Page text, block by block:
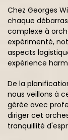
Chez Georges
chaque
complexe à
expérimenté,
aspects
expérience
De la
nous veillons à
gérée avec
diriger cet
tranquillité